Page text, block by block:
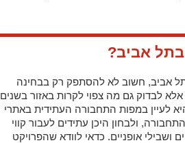
בתל אביב?
אביב, חשוב לא להסתפק רק בבחינה
לבדוק גם מה צפוי לקרות באזור בשנים
לעיין במפות התחבורה העתידית באתרי
ולבחון היכן עתידים לעבור קווי
ושבילי אופניים. כדאי לוודא שהפרויקט